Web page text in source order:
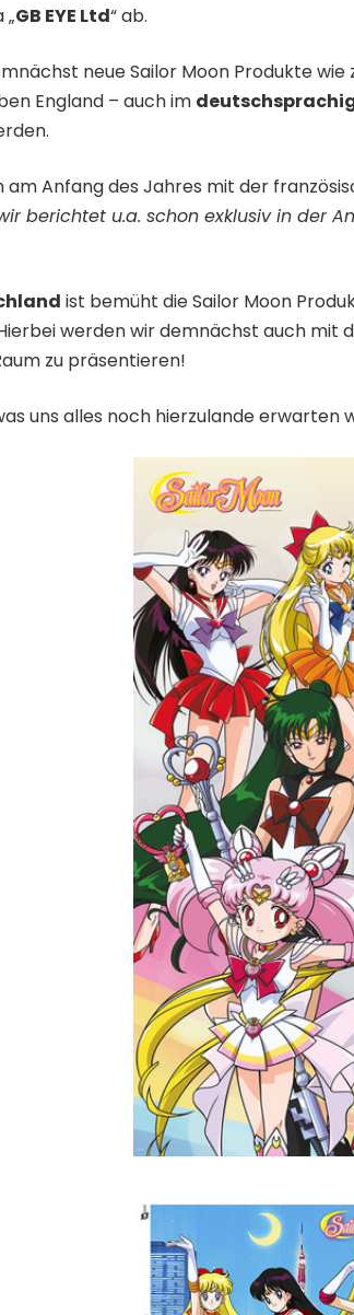
GB EYE Ltd“ ab.
neue Sailor Moon Produkte wie
England – auch im
Anfang des Jahres mit der
berichtet u.a. schon exklusiv in der
ist bemüht die Sailor Moon
werden wir demnächst auch mit
zu präsentieren!
uns alles noch hierzulande erwarten